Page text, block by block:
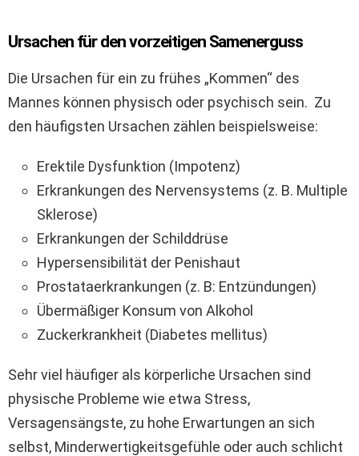
Ursachen für den vorzeitigen Samenerguss
Die Ursachen für ein zu frühes „Kommen“ des
Mannes können physisch oder psychisch sein. Zu
den häufigsten Ursachen zählen beispielsweise:
Erektile Dysfunktion (Impotenz)
Erkrankungen des Nervensystems (z. B. Multiple
Sklerose)
Erkrankungen der Schilddrüse
Hypersensibilität der Penishaut
Prostataerkrankungen (z. B: Entzündungen)
Übermäßiger Konsum von Alkohol
Zuckerkrankheit (Diabetes mellitus)
Sehr viel häufiger als körperliche Ursachen sind
physische Probleme wie etwa Stress,
Versagensängste, zu hohe Erwartungen an sich
selbst, Minderwertigkeitsgefühle oder auch schlicht